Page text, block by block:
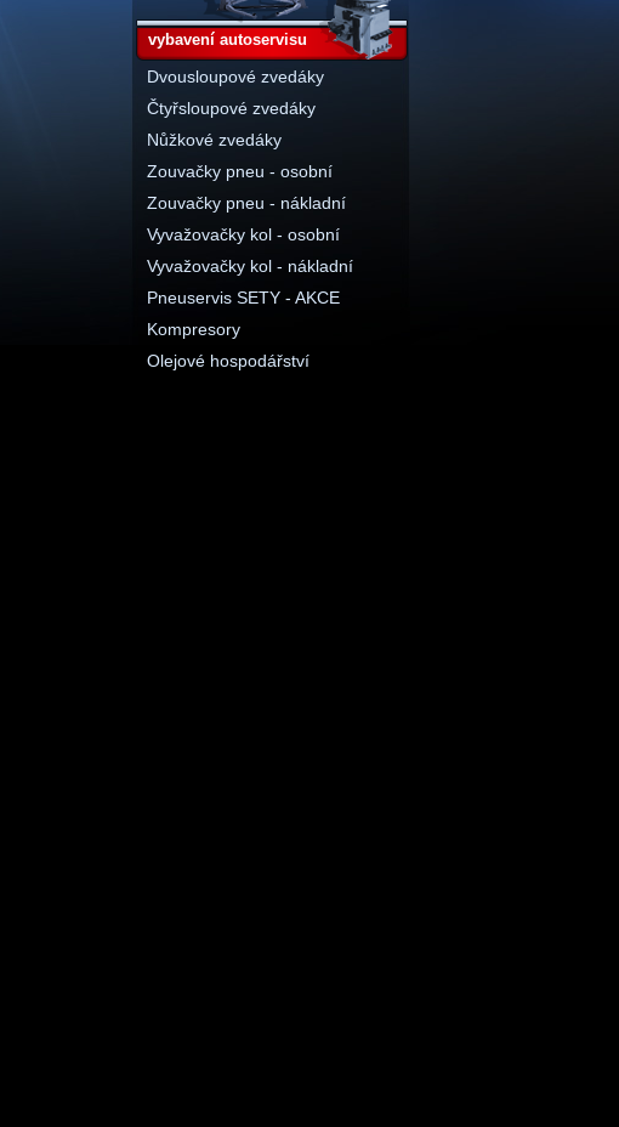
vybavení autoservisu
Dvousloupové zvedáky
Čtyřsloupové zvedáky
Nůžkové zvedáky
Zouvačky pneu - osobní
Zouvačky pneu - nákladní
Vyvažovačky kol - osobní
Vyvažovačky kol - nákladní
Pneuservis SETY - AKCE
Kompresory
Olejové hospodářství